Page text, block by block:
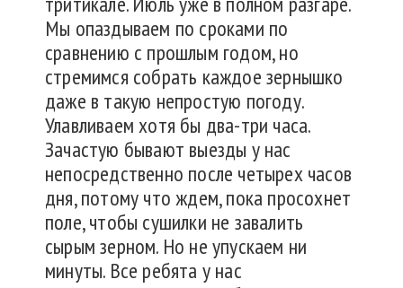
Мы опаздываем по сроками по
сравнению с прошлым годом, но
стремимся собрать каждое зернышко
даже в такую непростую погоду.
Улавливаем хотя бы два-три часа.
Зачастую бывают выезды у нас
непосредственно после четырех часов
дня, потому что ждем, пока просохнет
поле, чтобы сушилки не завалить
сырым зерном. Но не упускаем ни
минуты. Все ребята у нас